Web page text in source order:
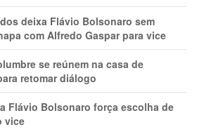
deixa Flávio Bolsonaro sem
com Alfredo Gaspar para vice
se reúnem na casa de
retomar diálogo
Flávio Bolsonaro força escolha de
vice